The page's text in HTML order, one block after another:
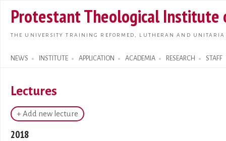
main
Protestant Theological Institute
THE UNIVERSITY TRAINING REFORMED, LUTHERAN AND
NEWS INSTITUTE APPLICATION ACADEMIA RESEARCH STAFF
Search form
Lectures
+ Add new lecture
2018